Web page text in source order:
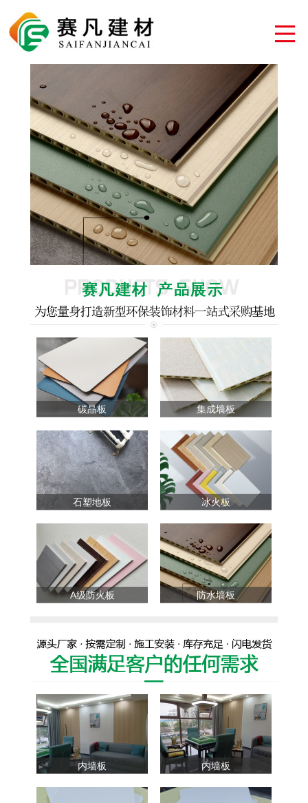
碳晶板 集成墙板
石塑地板 冰火板
A级防火板 防水墙板
内墙板 内墙板